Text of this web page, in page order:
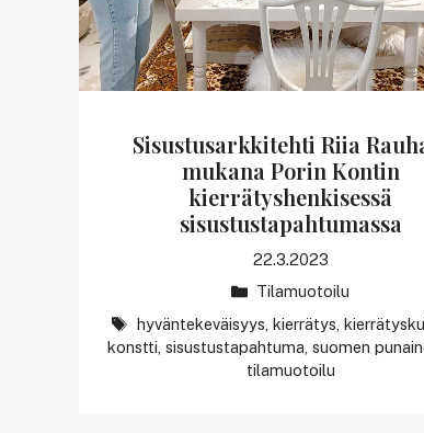
Sisustusarkkitehti Riia
mukana Porin Kontin
kierrätyshenkisessä
sisustustapahtumassa
22.3.2023
Kategoriat
Tilamuotoilu
avainsanat
hyväntekeväisyys kierrätys
konstti sisustustapahtuma suomen
tilamuotoilu